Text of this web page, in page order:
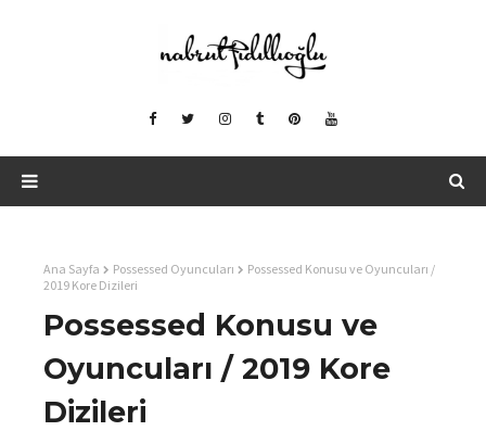
Ana Sayfa Possessed Oyuncuları
Possessed Konusu ve Oyuncuları /
2019 Kore Dizileri
Possessed Konusu ve
Oyuncuları / 2019 Kore
Dizileri